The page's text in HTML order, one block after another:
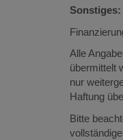
Sonstiges:
Alle
übermittelt
nur
Haftung
Bitte